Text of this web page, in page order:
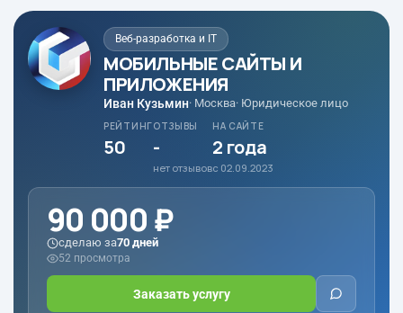
Веб-разработка и IT
МОБИЛЬНЫЕ САЙТЫ И
ПРИЛОЖЕНИЯ
Иван Кузьмин· Москва· Юридическое лицо
РЕЙТИНГ
50
ОТЗЫВЫ
-
нет отзывов
НА САЙТЕ
2 года
с 02.09.2023
90 000 ₽
сделаю за70 дней
52 просмотра
Заказать услугу